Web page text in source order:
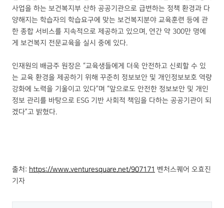
사업을 하는 보건복지부 산하 공공기관으로 급변하는 정책 환경과 다
양해지는 학습자의 학습요구에 맞는 보건복지분야 교육훈련 등에 관
한 종합 서비스를 지속적으로 제공하고 있으며, 연간 약 300만 명에
게 보건복지 전문교육을 실시 중에 있다.
인재원의 배금주 원장은 “교육생들에게 더욱 안전하고 신뢰할 수 있
는 교육 환경을 제공하기 위해 꾸준히 정보보안 및 개인정보보호 역량
강화에 노력을 기울이고 있다”며 “앞으로도 안전한 정보보안 및 개인
정보 관리를 바탕으로 ESG 기반 사회적 책임을 다하는 공공기관이 되
겠다”고 밝혔다.
출처: https://www.venturesquare.net/907171 벤처스퀘어 오효진
기자